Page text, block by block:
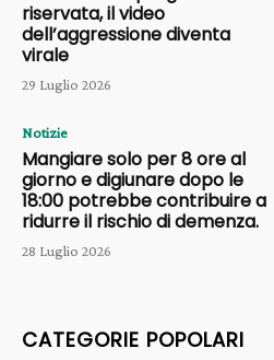
riservata, il video
dell’aggressione diventa
virale
29 Luglio 2026
Notizie
Mangiare solo per 8 ore al
giorno e digiunare dopo le
18:00 potrebbe contribuire a
ridurre il rischio di demenza.
28 Luglio 2026
CATEGORIE POPOLARI